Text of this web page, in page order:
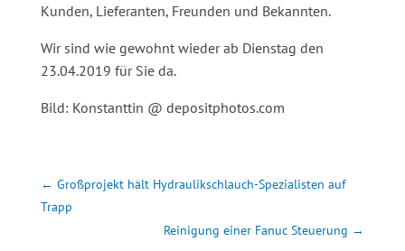
Kunden, Lieferanten, Freunden und Bekannten.
Wir sind wie gewohnt wieder ab Dienstag den
23.04.2019 für Sie da.
Bild: Konstanttin @ depositphotos.com
← Großprojekt hält Hydraulikschlauch-Spezialisten auf
Trapp
Reinigung einer Fanuc Steuerung →